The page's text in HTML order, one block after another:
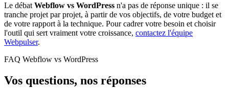
Le débat Webflow vs WordPress n'a pas de réponse unique : il se
tranche projet par projet, à partir de vos objectifs, de votre budget et
de votre rapport à la technique. Pour cadrer votre besoin et choisir
l'outil qui sert vraiment votre croissance, contactez l'équipe
Webpulser.
FAQ Webflow vs WordPress
Vos questions, nos réponses